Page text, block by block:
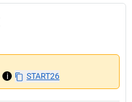
i START26